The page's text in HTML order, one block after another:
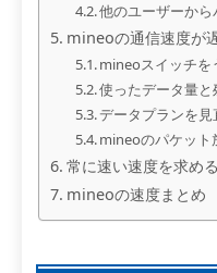
他のユーザーか
mineoの通信速度が
mineoスイッチを
使ったデータ量
データプランを見
mineoのパケット
常に速い速度を求め
mineoの速度まとめ